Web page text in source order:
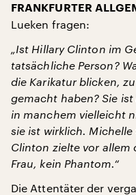
FRANKFURTER
Lueken fragen:
„Ist Hillary Clinton im
tatsächliche Person?
die Karikatur blicken,
gemacht haben? Sie
in manchem vielleicht
sie ist wirklich.
Clinton zielte vor allem
Frau, kein Phantom.“
Die Attentäter der